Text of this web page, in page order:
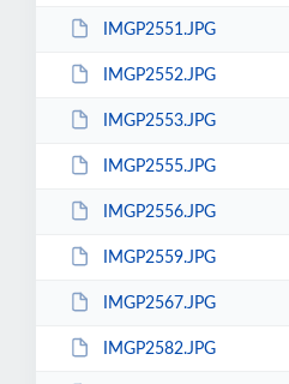
IMGP2551.JPG
IMGP2552.JPG
IMGP2553.JPG
IMGP2555.JPG
IMGP2556.JPG
IMGP2559.JPG
IMGP2567.JPG
IMGP2582.JPG